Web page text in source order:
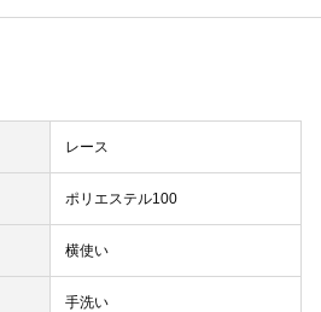
レース
ポリエステル100
横使い
手洗い